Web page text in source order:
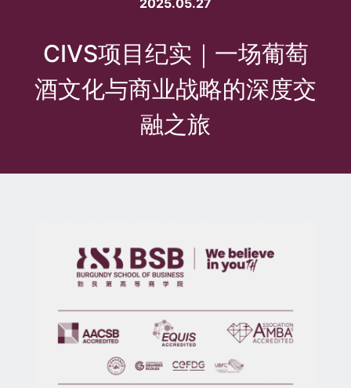
2025.05.27
CIVS项目纪实｜一场葡萄
酒文化与商业战略的深度交
融之旅